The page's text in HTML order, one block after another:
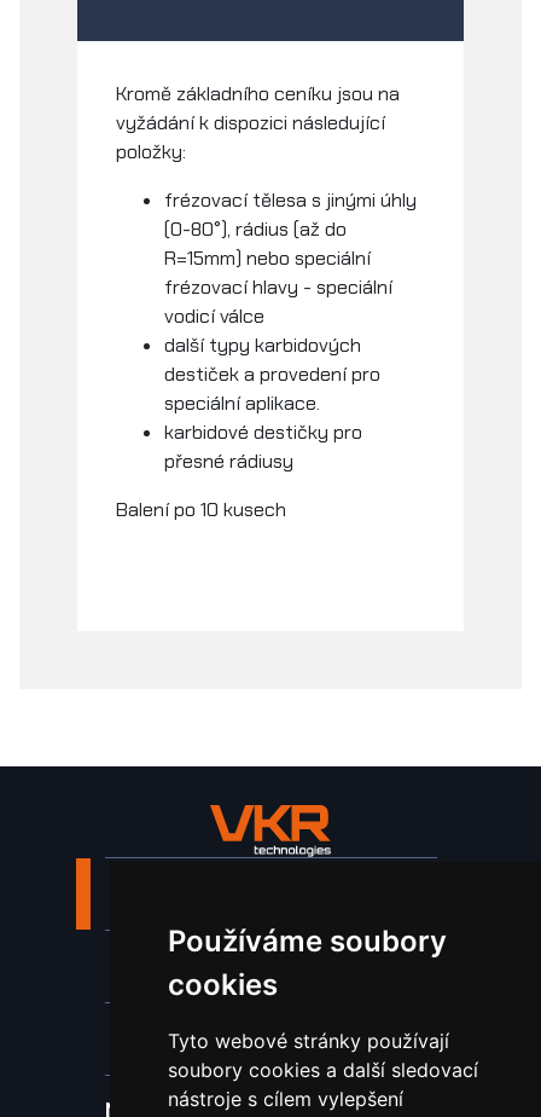
Používáme soubory
cookies
Tyto webové stránky používají
soubory cookies a další sledovací
nástroje s cílem vylepšení
Kromě základního ceníku jsou na
vyžádání k dispozici následující
položky:
frézovací tělesa s jinými úhly
(0-80°), rádius (až do
R=15mm) nebo speciální
frézovací hlavy - speciální
vodicí válce
další typy karbidových
destiček a provedení pro
speciální aplikace.
karbidové destičky pro
přesné rádiusy
Balení po 10 kusech
Nástroje pro ohraňovací lisy
Spotřební materiál a nástroje
Náhradní díly pro vodní paprsek